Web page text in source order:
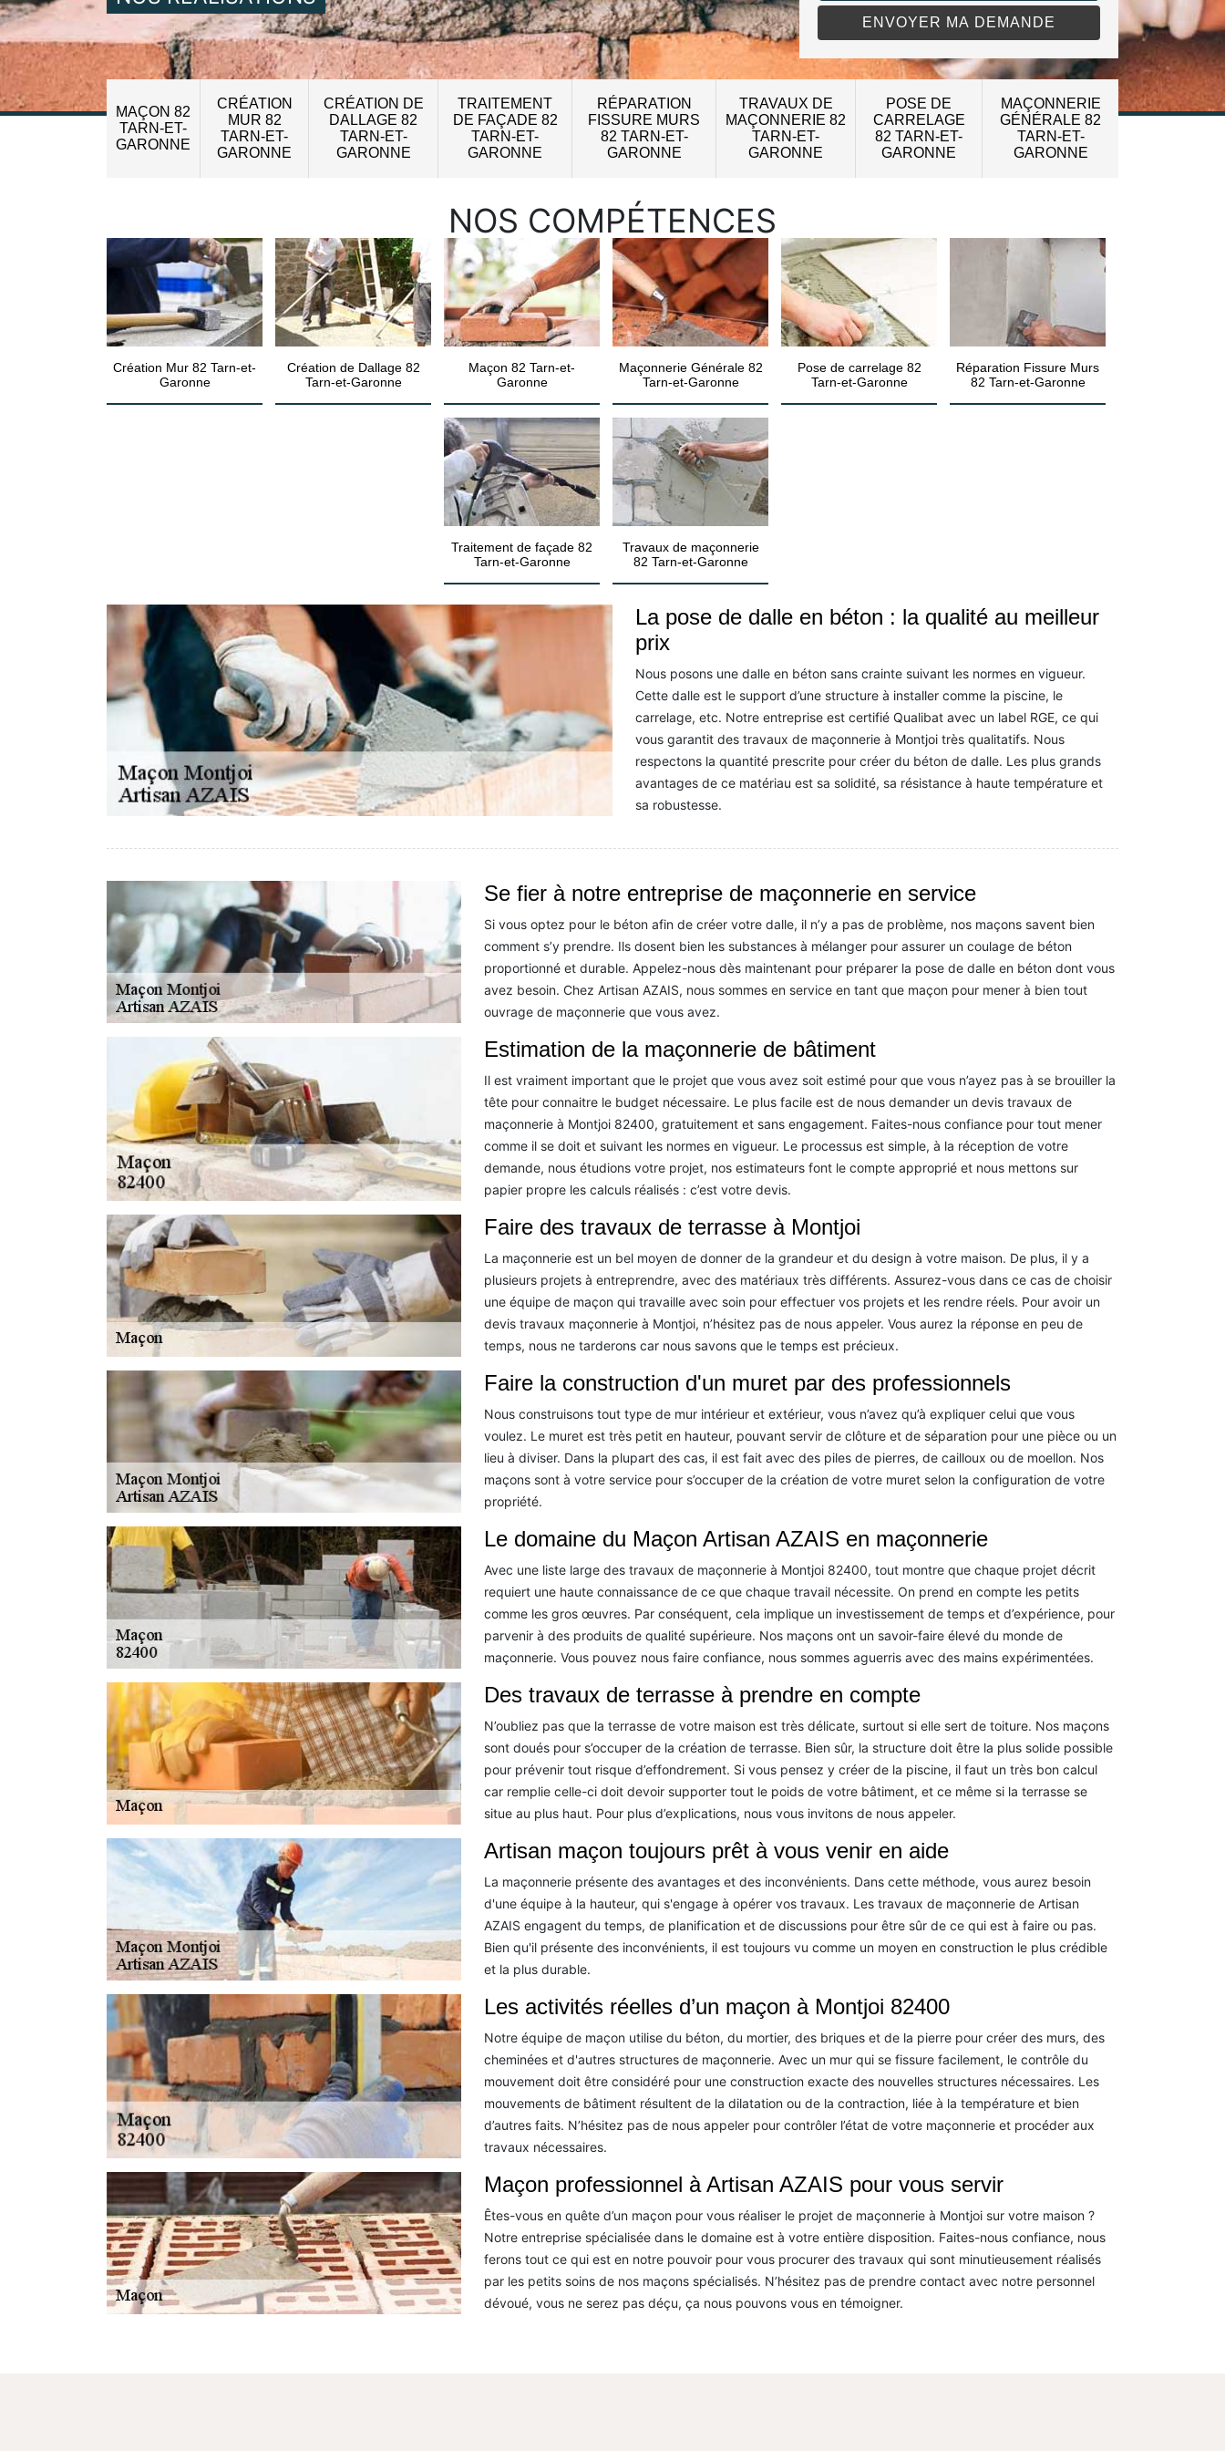
MAÇON 82
TARN-ET-
GARONNE
CRÉATION
MUR 82
TARN-ET-
GARONNE
CRÉATION DE
DALLAGE 82
TARN-ET-
GARONNE
TRAITEMENT
DE FAÇADE 82
TARN-ET-
GARONNE
RÉPARATION
FISSURE MURS
82 TARN-ET-
GARONNE
TRAVAUX DE
MAÇONNERIE 82
TARN-ET-
GARONNE
POSE DE
CARRELAGE
82 TARN-ET-
GARONNE
MAÇONNERIE
GÉNÉRALE 82
TARN-ET-
GARONNE
NOS COMPÉTENCES
Création Mur 82 Tarn-et-
Garonne
Création de Dallage 82
Tarn-et-Garonne
Maçon 82 Tarn-et-
Garonne
Maçonnerie Générale 82
Tarn-et-Garonne
Pose de carrelage 82
Tarn-et-Garonne
Réparation Fissure Murs
82 Tarn-et-Garonne
Traitement de façade 82
Tarn-et-Garonne
Travaux de maçonnerie
82 Tarn-et-Garonne
La pose de dalle en béton : la qualité au meilleur
prix
Nous posons une dalle en béton sans crainte suivant les normes en vigueur.
Cette dalle est le support d’une structure à installer comme la piscine, le
carrelage, etc. Notre entreprise est certifié Qualibat avec un label RGE, ce qui
vous garantit des travaux de maçonnerie à Montjoi très qualitatifs. Nous
respectons la quantité prescrite pour créer du béton de dalle. Les plus grands
avantages de ce matériau est sa solidité, sa résistance à haute température et
sa robustesse.
Se fier à notre entreprise de maçonnerie en service
Si vous optez pour le béton afin de créer votre dalle, il n’y a pas de problème, nos maçons savent bien
comment s’y prendre. Ils dosent bien les substances à mélanger pour assurer un coulage de béton
proportionné et durable. Appelez-nous dès maintenant pour préparer la pose de dalle en béton dont vous
avez besoin. Chez Artisan AZAIS, nous sommes en service en tant que maçon pour mener à bien tout
ouvrage de maçonnerie que vous avez.
Estimation de la maçonnerie de bâtiment
Il est vraiment important que le projet que vous avez soit estimé pour que vous n’ayez pas à se brouiller la
tête pour connaitre le budget nécessaire. Le plus facile est de nous demander un devis travaux de
maçonnerie à Montjoi 82400, gratuitement et sans engagement. Faites-nous confiance pour tout mener
comme il se doit et suivant les normes en vigueur. Le processus est simple, à la réception de votre
demande, nous étudions votre projet, nos estimateurs font le compte approprié et nous mettons sur
papier propre les calculs réalisés : c’est votre devis.
Faire des travaux de terrasse à Montjoi
La maçonnerie est un bel moyen de donner de la grandeur et du design à votre maison. De plus, il y a
plusieurs projets à entreprendre, avec des matériaux très différents. Assurez-vous dans ce cas de choisir
une équipe de maçon qui travaille avec soin pour effectuer vos projets et les rendre réels. Pour avoir un
devis travaux maçonnerie à Montjoi, n’hésitez pas de nous appeler. Vous aurez la réponse en peu de
temps, nous ne tarderons car nous savons que le temps est précieux.
Faire la construction d'un muret par des professionnels
Nous construisons tout type de mur intérieur et extérieur, vous n’avez qu’à expliquer celui que vous
voulez. Le muret est très petit en hauteur, pouvant servir de clôture et de séparation pour une pièce ou un
lieu à diviser. Dans la plupart des cas, il est fait avec des piles de pierres, de cailloux ou de moellon. Nos
maçons sont à votre service pour s’occuper de la création de votre muret selon la configuration de votre
propriété.
Le domaine du Maçon Artisan AZAIS en maçonnerie
Avec une liste large des travaux de maçonnerie à Montjoi 82400, tout montre que chaque projet décrit
requiert une haute connaissance de ce que chaque travail nécessite. On prend en compte les petits
comme les gros œuvres. Par conséquent, cela implique un investissement de temps et d’expérience, pour
parvenir à des produits de qualité supérieure. Nos maçons ont un savoir-faire élevé du monde de
maçonnerie. Vous pouvez nous faire confiance, nous sommes aguerris avec des mains expérimentées.
Des travaux de terrasse à prendre en compte
N’oubliez pas que la terrasse de votre maison est très délicate, surtout si elle sert de toiture. Nos maçons
sont doués pour s’occuper de la création de terrasse. Bien sûr, la structure doit être la plus solide possible
pour prévenir tout risque d’effondrement. Si vous pensez y créer de la piscine, il faut un très bon calcul
car remplie celle-ci doit devoir supporter tout le poids de votre bâtiment, et ce même si la terrasse se
situe au plus haut. Pour plus d’explications, nous vous invitons de nous appeler.
Artisan maçon toujours prêt à vous venir en aide
La maçonnerie présente des avantages et des inconvénients. Dans cette méthode, vous aurez besoin
d'une équipe à la hauteur, qui s'engage à opérer vos travaux. Les travaux de maçonnerie de Artisan
AZAIS engagent du temps, de planification et de discussions pour être sûr de ce qui est à faire ou pas.
Bien qu'il présente des inconvénients, il est toujours vu comme un moyen en construction le plus crédible
et la plus durable.
Les activités réelles d’un maçon à Montjoi 82400
Notre équipe de maçon utilise du béton, du mortier, des briques et de la pierre pour créer des murs, des
cheminées et d'autres structures de maçonnerie. Avec un mur qui se fissure facilement, le contrôle du
mouvement doit être considéré pour une construction exacte des nouvelles structures nécessaires. Les
mouvements de bâtiment résultent de la dilatation ou de la contraction, liée à la température et bien
d’autres faits. N’hésitez pas de nous appeler pour contrôler l’état de votre maçonnerie et procéder aux
travaux nécessaires.
Maçon professionnel à Artisan AZAIS pour vous servir
Êtes-vous en quête d’un maçon pour vous réaliser le projet de maçonnerie à Montjoi sur votre maison ?
Notre entreprise spécialisée dans le domaine est à votre entière disposition. Faites-nous confiance, nous
ferons tout ce qui est en notre pouvoir pour vous procurer des travaux qui sont minutieusement réalisés
par les petits soins de nos maçons spécialisés. N’hésitez pas de prendre contact avec notre personnel
dévoué, vous ne serez pas déçu, ça nous pouvons vous en témoigner.